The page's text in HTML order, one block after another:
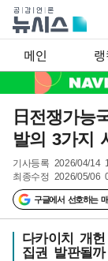
메인
日전쟁가능
발의 3가지
기사등록 2026/04/14
최종수정 2026/05/06
구글에서 선호하는
다카이치 개
집권 발판될까